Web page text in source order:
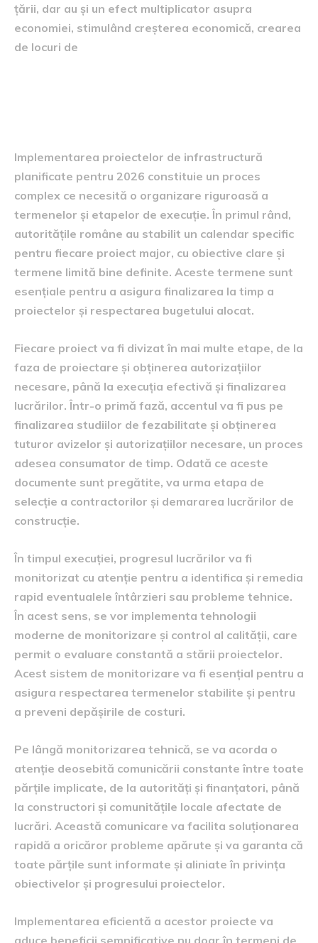
țării, dar au și un efect multiplicator asupra
economiei, stimulând creșterea economică, crearea
de locuri de
Implementarea proiectelor de infrastructură
planificate pentru 2026 constituie un proces
complex ce necesită o organizare riguroasă a
termenelor și etapelor de execuție. În primul rând,
autoritățile române au stabilit un calendar specific
pentru fiecare proiect major, cu obiective clare și
termene limită bine definite. Aceste termene sunt
esențiale pentru a asigura finalizarea la timp a
proiectelor și respectarea bugetului alocat.
Fiecare proiect va fi divizat în mai multe etape, de la
faza de proiectare și obținerea autorizațiilor
necesare, până la execuția efectivă și finalizarea
lucrărilor. Într-o primă fază, accentul va fi pus pe
finalizarea studiilor de fezabilitate și obținerea
tuturor avizelor și autorizațiilor necesare, un proces
adesea consumator de timp. Odată ce aceste
documente sunt pregătite, va urma etapa de
selecție a contractorilor și demararea lucrărilor de
construcție.
În timpul execuției, progresul lucrărilor va fi
monitorizat cu atenție pentru a identifica și remedia
rapid eventualele întârzieri sau probleme tehnice.
În acest sens, se vor implementa tehnologii
moderne de monitorizare și control al calității, care
permit o evaluare constantă a stării proiectelor.
Acest sistem de monitorizare va fi esențial pentru a
asigura respectarea termenelor stabilite și pentru
a preveni depășirile de costuri.
Pe lângă monitorizarea tehnică, se va acorda o
atenție deosebită comunicării constante între toate
părțile implicate, de la autorități și finanțatori, până
la constructori și comunitățile locale afectate de
lucrări. Această comunicare va facilita soluționarea
rapidă a oricăror probleme apărute și va garanta că
toate părțile sunt informate și aliniate în privința
obiectivelor și progresului proiectelor.
Implementarea eficientă a acestor proiecte va
aduce beneficii semnificative nu doar în termeni de